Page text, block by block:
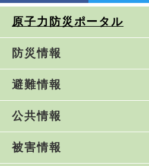
原子力防災ポータル
防災情報
避難情報
公共情報
被害情報